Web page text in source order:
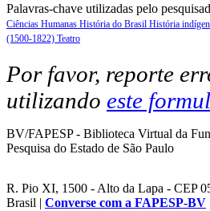
Palavras-chave utilizadas pelo
Ciências Humanas História do Brasil História
(1500-1822) Teatro
Por favor, reporte
utilizando este
BV/FAPESP - Biblioteca Virtual da
Pesquisa do Estado de São Paulo
R. Pio XI, 1500 - Alto da Lapa - CEP
Brasil | Converse com a FAPESP-BV